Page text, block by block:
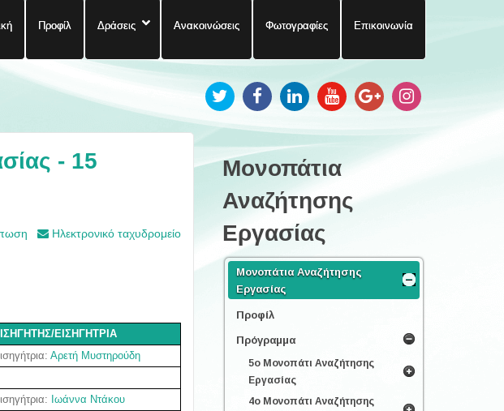
Προφίλ Δράσεις Ανακοινώσεις Φωτογραφίες Επικοινωνία
- 15
Ηλεκτρονικό ταχυδρομείο
ΕΙΣΗΓΗΤΡΙΑ
: Αρετή Μυστηρούδη
: Ιωάννα Ντάκου
Μονοπάτια
Αναζήτησης
Εργασίας
Μονοπάτια Αναζήτησης
Εργασίας
Προφίλ
Πρόγραμμα
5ο Μονοπάτι Αναζήτησης
Εργασίας
4ο Μονοπάτι Αναζήτησης